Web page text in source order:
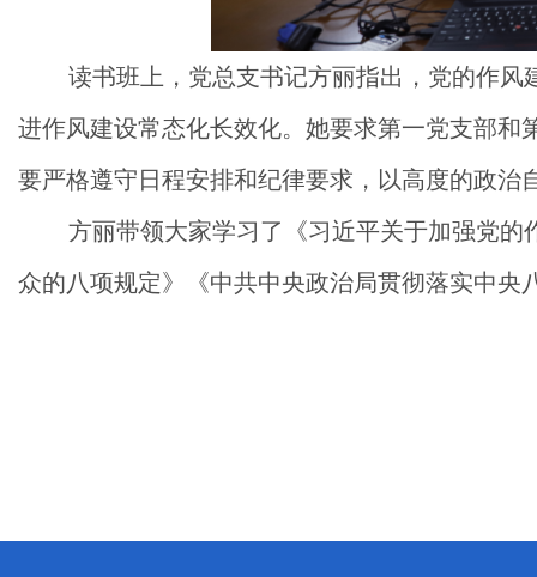
读书班上，党总支书记方丽指出，党的作
进作风建设常态化长效化。她要求第一党支部和
要严格遵守日程安排和纪律要求，以高度的政
方丽带领大家学习了《习近平关于加强党
众的八项规定》《中共中央政治局贯彻落实中